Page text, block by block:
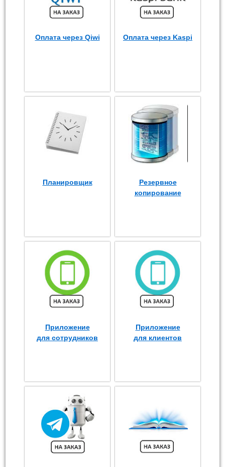
Оплата через Qiwi Оплата через Kaspi
Планировщик
Резервное
копирование
Приложение
для сотрудников
Приложение
для клиентов